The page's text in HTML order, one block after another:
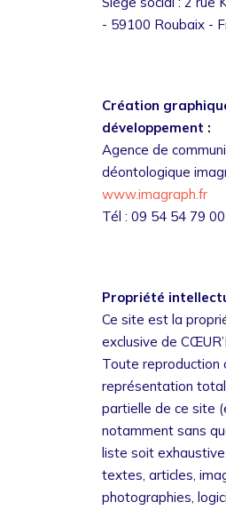
- 59100 Roubaix -
Création
développement :
Agence de
déontologique
www.imagraph.fr
Tél : 09 54 54 79 00
Propriété
Ce site est la
exclusive de
Toute reproduction
représentation
partielle de ce site
notamment sans
liste soit
textes, articles,
photographies,